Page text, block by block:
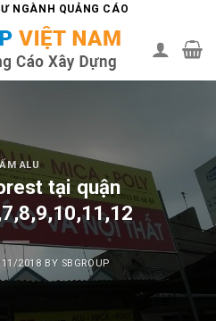
NGÀNH QUẢNG CÁO
ALU
tại quận
2018 BY SBGROUP